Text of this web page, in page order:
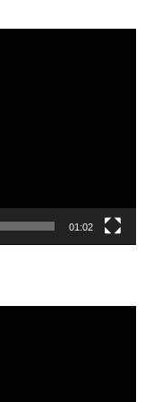
01:02